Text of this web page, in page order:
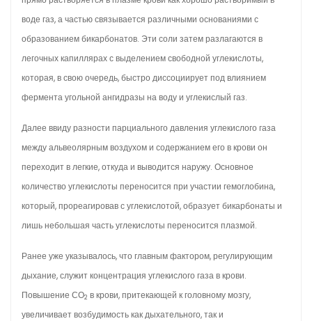
воде газ, а частью связывается различными основаниями с
образованием бикарбонатов. Эти соли затем разлагаются в
легочных капиллярах с выделением свободной углекислоты,
которая, в свою очередь, быстро диссоциирует под влиянием
фермента угольной ангидразы на воду и углекислый газ.
Далее ввиду разности парциального давления углекислого газа
между альвеолярным воздухом и содержанием его в крови он
переходит в легкие, откуда и выводится наружу. Основное
количество углекислоты переносится при участии гемоглобина,
который, прореагировав с углекислотой, образует бикарбонаты и
лишь небольшая часть углекислоты переносится плазмой.
Ранее уже указывалось, что главным фактором, регулирующим
дыхание, служит концентрация углекислого газа в крови.
Повышение СО2 в крови, притекающей к головному мозгу,
увеличивает возбудимость как дыхательного, так и